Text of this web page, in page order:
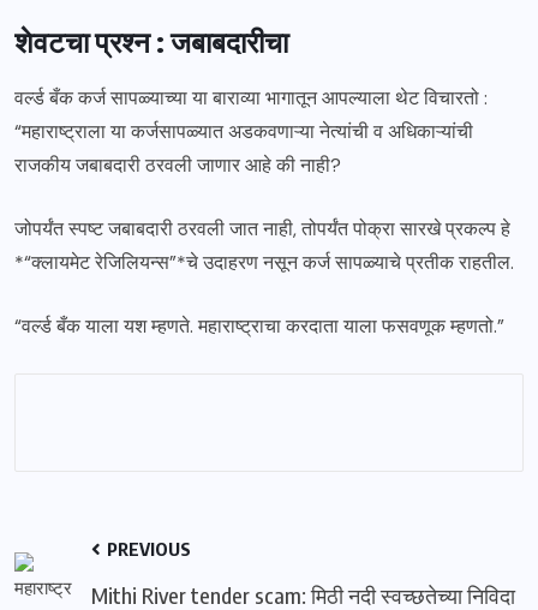
शेवटचा प्रश्न : जबाबदारीचा
वर्ल्ड बँक कर्ज सापळ्याच्या या बाराव्या भागातून आपल्याला थेट विचारतो :
“महाराष्ट्राला या कर्जसापळ्यात अडकवणाऱ्या नेत्यांची व अधिकाऱ्यांची
राजकीय जबाबदारी ठरवली जाणार आहे की नाही?
जोपर्यंत स्पष्ट जबाबदारी ठरवली जात नाही, तोपर्यंत पोक्रा सारखे प्रकल्प हे
*“क्लायमेट रेजिलियन्स”*चे उदाहरण नसून कर्ज सापळ्याचे प्रतीक राहतील.
“वर्ल्ड बँक याला यश म्हणते. महाराष्ट्राचा करदाता याला फसवणूक म्हणतो.”
PREVIOUS
Mithi River tender scam: मिठी नदी स्वच्छतेच्या निविदा